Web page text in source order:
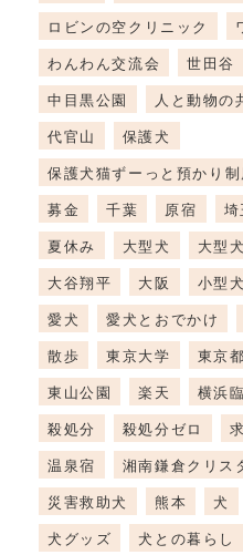
ロビンの空クリニック
わんわん交流会
世田谷
中目黒公園
人と動物の
代官山
保護犬
保護犬猫ずーっと預かり制
募金
千葉 原宿
夏休み
大型犬 大型
大谷翔平
大阪 小型犬
愛犬
愛犬とおでかけ
散歩
東京大学
東京
東山公園
楽天
横浜
殺処分
殺処分ゼロ
温泉宿
湘南鎌倉クリス
災害救助犬
熊本 犬
犬グッズ
犬との暮らし